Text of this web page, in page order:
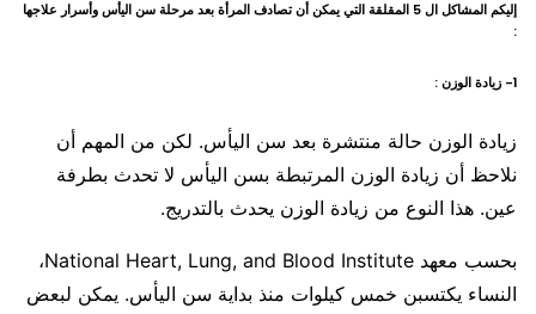
إليكم المشاكل ال 5 المقلقة التي يمكن أن تصادف المرأة بعد مرحلة سن اليأس وأسرار علاجها
:
1- زيادة الوزن :
زيادة الوزن حالة منتشرة بعد سن اليأس. لكن من المهم أن
نلاحظ أن زيادة الوزن المرتبطة بسن اليأس لا تحدث بطرفة
عين. هذا النوع من زيادة الوزن يحدث بالتدريج.
بحسب معهد National Heart, Lung, and Blood Institute،
النساء يكتسبن خمس كيلوات منذ بداية سن اليأس. يمكن لبعض